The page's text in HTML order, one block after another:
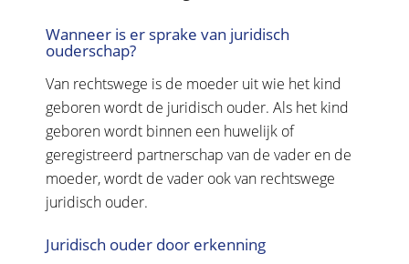
Wanneer is er sprake van juridisch
ouderschap?
Van rechtswege is de moeder uit wie het kind
geboren wordt de juridisch ouder. Als het kind
geboren wordt binnen een huwelijk of
geregistreerd partnerschap van de vader en de
moeder, wordt de vader ook van rechtswege
juridisch ouder.
Juridisch ouder door erkenning